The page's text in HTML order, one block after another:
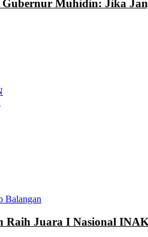
Gubernur Muhidin: Jika
Balangan
Raih Juara I Nasional